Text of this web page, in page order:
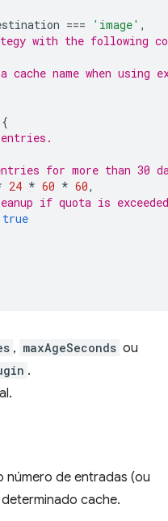
=== 'image' ,
with the following
cache name when using
for more than 30
24 * 60 * 60,
if quota is
true
, maxAgeSeconds ou
.
número de entradas (ou
determinado cache.